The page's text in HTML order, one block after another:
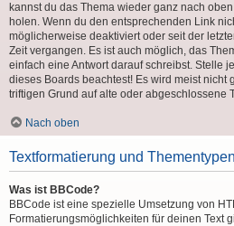
kannst du das Thema wieder ganz nach
holen. Wenn du den entsprechenden Link
möglicherweise deaktiviert oder seit der
Zeit vergangen. Es ist auch möglich, das
einfach eine Antwort darauf schreibst. Stelle
dieses Boards beachtest! Es wird meist nicht
triftigen Grund auf alte oder abgeschlossene
Nach oben
Textformatierung und Thementypen
Was ist BBCode?
BBCode ist eine spezielle Umsetzung von
Formatierungsmöglichkeiten für deinen Text